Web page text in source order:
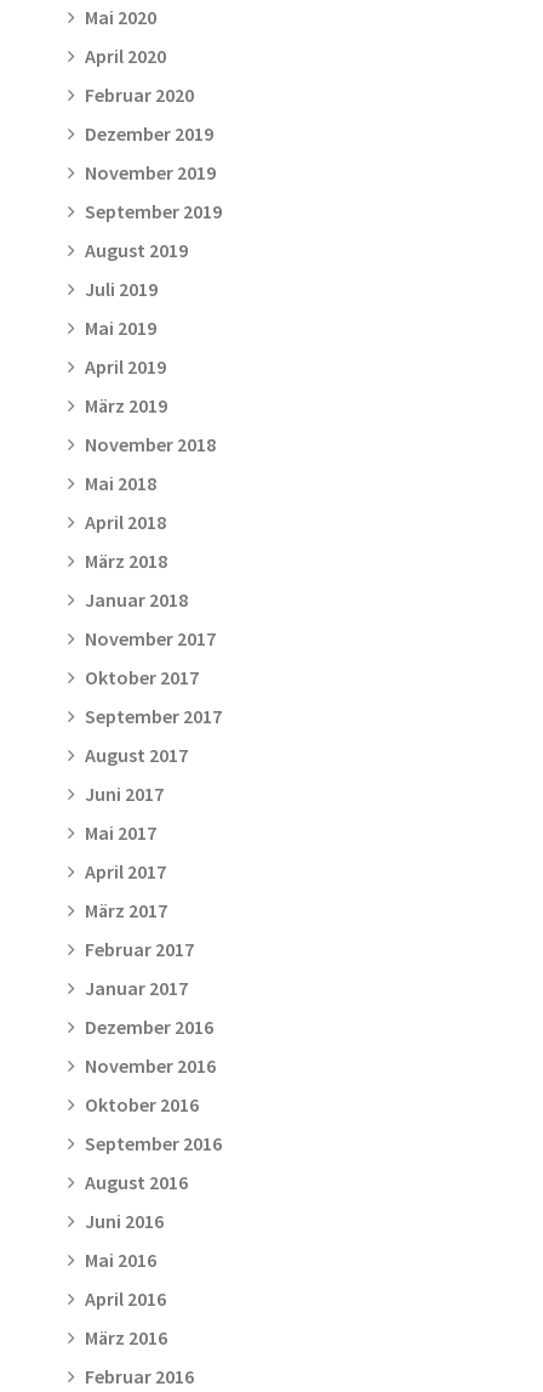
Mai 2020
April 2020
Februar 2020
Dezember 2019
November 2019
September 2019
August 2019
Juli 2019
Mai 2019
April 2019
März 2019
November 2018
Mai 2018
April 2018
März 2018
Januar 2018
November 2017
Oktober 2017
September 2017
August 2017
Juni 2017
Mai 2017
April 2017
März 2017
Februar 2017
Januar 2017
Dezember 2016
November 2016
Oktober 2016
September 2016
August 2016
Juni 2016
Mai 2016
April 2016
März 2016
Februar 2016